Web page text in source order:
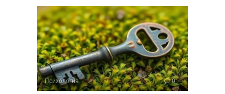
Психология 0